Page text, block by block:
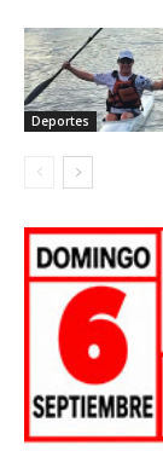
Deportes